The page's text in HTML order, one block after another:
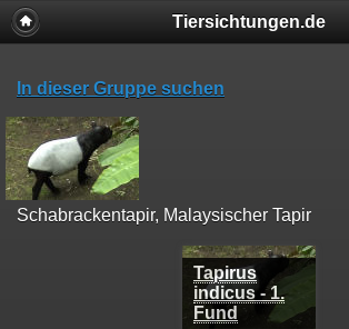
Tiersichtungen.de
In dieser Gruppe suchen
Schabrackentapir, Malaysischer Tapir
Tapirus
indicus - 1.
Fund